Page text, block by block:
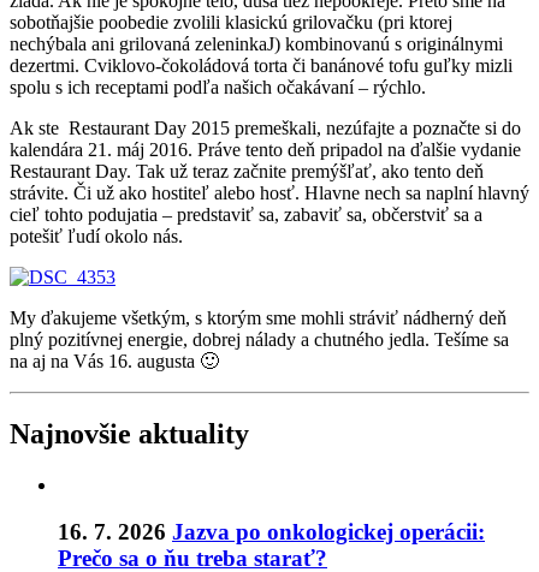
sobotňajšie poobedie zvolili klasickú grilovačku (pri ktorej
nechýbala ani grilovaná zeleninkaJ) kombinovanú s originálnymi
dezertmi. Cviklovo-čokoládová torta či banánové tofu guľky mizli
spolu s ich receptami podľa našich očakávaní – rýchlo.
Ak ste Restaurant Day 2015 premeškali, nezúfajte a poznačte si do
kalendára 21. máj 2016. Práve tento deň pripadol na ďalšie vydanie
Restaurant Day. Tak už teraz začnite premýšľať, ako tento deň
strávite. Či už ako hostiteľ alebo hosť. Hlavne nech sa naplní hlavný
cieľ tohto podujatia – predstaviť sa, zabaviť sa, občerstviť sa a
potešiť ľudí okolo nás.
My ďakujeme všetkým, s ktorým sme mohli stráviť nádherný deň
plný pozitívnej energie, dobrej nálady a chutného jedla. Tešíme sa
na aj na Vás 16. augusta 🙂
Najnovšie aktuality
16. 7. 2026 Jazva po onkologickej operácii:
Prečo sa o ňu treba starať?